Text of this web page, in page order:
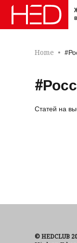
Home
Статей на
© HEDCLUB